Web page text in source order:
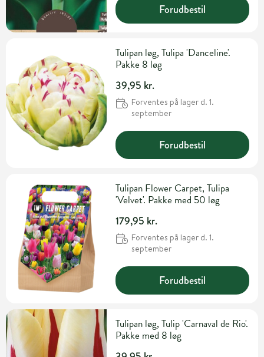
Forudbestil
Tulipan løg, Tulipa 'Danceline'.
Pakke 8 løg
39,95 kr.
Forventes på lager d. 1.
september
Forudbestil
Tulipan Flower Carpet, Tulipa
'Velvet'. Pakke med 50 løg
179,95 kr.
Forventes på lager d. 1.
september
Forudbestil
Tulipan løg, Tulip 'Carnaval de Rio'.
Pakke med 8 løg